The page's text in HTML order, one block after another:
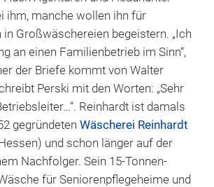
ihm, manche wollen ihn für
Großwäschereien begeistern. „Ich
an einen Familienbetrieb im Sinn“,
der Briefe kommt von Walter
Perski mit den Worten: „Sehr
Reinhardt ist damals
gegründeten Wäscherei Reinhardt
und schon länger auf der
Nachfolger. Sein 15-Tonnen-
für Seniorenpflegeheime und